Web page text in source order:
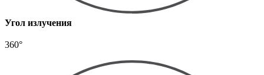
Угол излучения
360°